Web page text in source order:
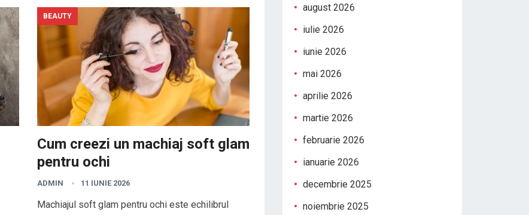
BEAUTY
Cum creezi un machiaj soft glam
pentru ochi
ADMIN 11 IUNIE 2026
Machiajul soft glam pentru ochi este echilibrul
august 2026
iulie 2026
iunie 2026
mai 2026
aprilie 2026
martie 2026
februarie 2026
ianuarie 2026
decembrie 2025
noiembrie 2025